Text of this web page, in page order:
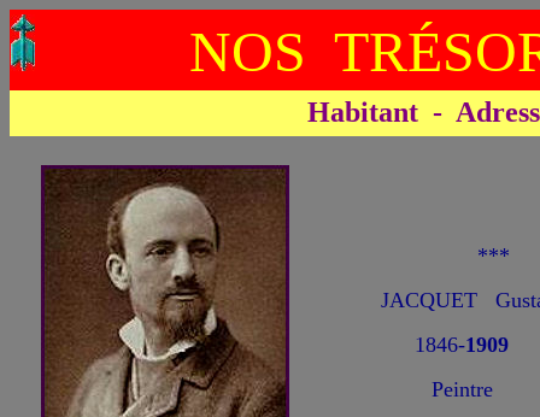
NOS
Habitant -
JACQUET
1846-1909
Peintre